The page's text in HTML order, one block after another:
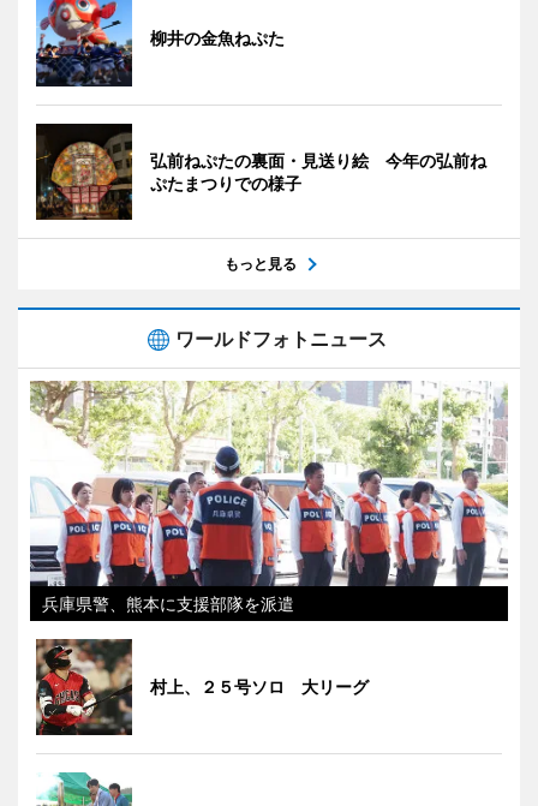
柳井の金魚ねぷた
弘前ねぷたの裏面・見送り絵 今年の弘前ね
ぷたまつりでの様子
もっと見る
ワールドフォトニュース
兵庫県警、熊本に支援部隊を派遣
村上、２５号ソロ 大リーグ